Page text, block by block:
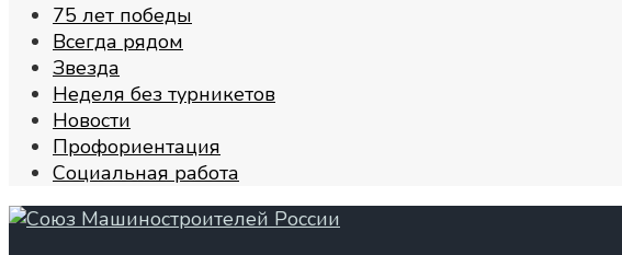
75 лет победы
Всегда рядом
Звезда
Неделя без турникетов
Новости
Профориентация
Социальная работа